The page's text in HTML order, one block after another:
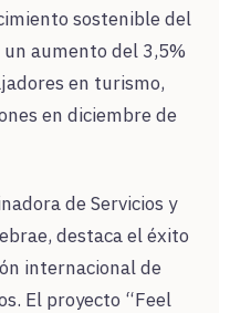
sostenible del
aumento del 3,5%
en turismo,
en diciembre de
de Servicios y
destaca el éxito
internacional de
El proyecto “Feel